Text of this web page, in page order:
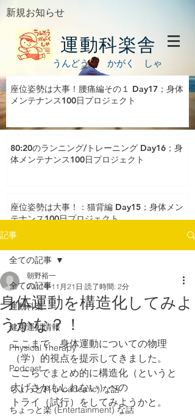
新規お知らせ
運動科楽舎
うんどう かがく しゃ
座位姿勢は大事！腰痛編その１ Day17；身体
メンテナンス100日プロジェクト
80:20のランニング/トレーニング Day16；身
体メンテナンス100日プロジェクト
座位姿勢は大事！：猫背編 Day15；身体メン
テナンス100日プロジェクト
記事
全ての記事
運動科楽
健康運動情報
Physical Therapy
Podcast
ちょっと科 (Academic) な話
ちょっと楽 (Entertainment) な話
全ての記事
身体運動を構造化してみよ
うかな？！
朝野裕一
2017年11月21日 読了時間: 2分
ここまで、身体運動についての物理
（学）的視点を提示してきました。
ここらでまとめ的に構造化（というと
大げさかもしれない）への
トライ（試行）をしてみようかと。